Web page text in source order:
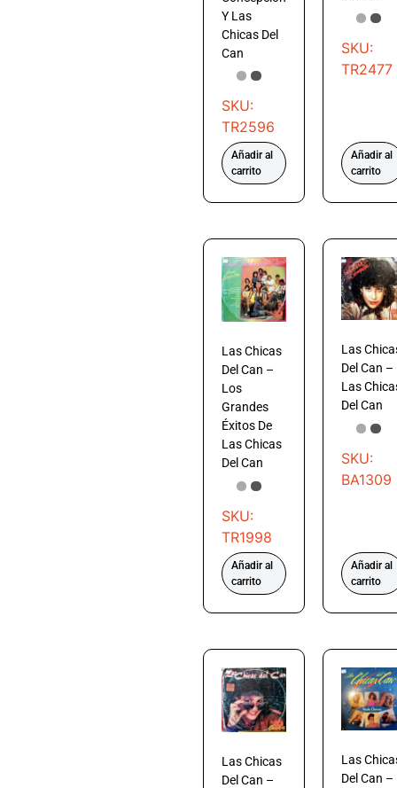
Y Las
Chicas Del
Can
SKU:
TR2596
Añadir al
carrito
SKU:
TR2477
Añadir al
carrito
Las Chicas
Del Can –
Los
Grandes
Éxitos De
Las Chicas
Del Can
SKU:
TR1998
Añadir al
carrito
Las
Del Can –
Las
Del Can
SKU:
BA1309
Añadir al
carrito
Las Chicas
Del Can –
Las
Del Can –